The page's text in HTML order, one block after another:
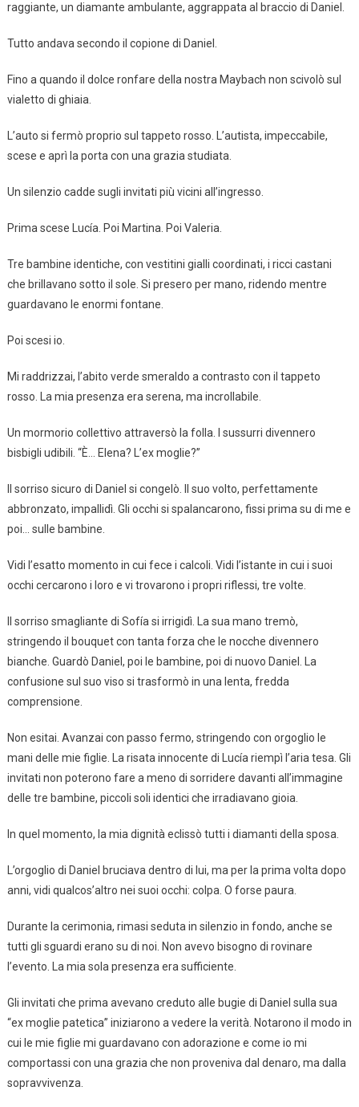
raggiante, un diamante ambulante, aggrappata al braccio di Daniel.
Tutto andava secondo il copione di Daniel.
Fino a quando il dolce ronfare della nostra Maybach non scivolò sul
vialetto di ghiaia.
L’auto si fermò proprio sul tappeto rosso. L’autista, impeccabile,
scese e aprì la porta con una grazia studiata.
Un silenzio cadde sugli invitati più vicini all’ingresso.
Prima scese Lucía. Poi Martina. Poi Valeria.
Tre bambine identiche, con vestitini gialli coordinati, i ricci castani
che brillavano sotto il sole. Si presero per mano, ridendo mentre
guardavano le enormi fontane.
Poi scesi io.
Mi raddrizzai, l’abito verde smeraldo a contrasto con il tappeto
rosso. La mia presenza era serena, ma incrollabile.
Un mormorio collettivo attraversò la folla. I sussurri divennero
bisbigli udibili. “È… Elena? L’ex moglie?”
Il sorriso sicuro di Daniel si congelò. Il suo volto, perfettamente
abbronzato, impallidì. Gli occhi si spalancarono, fissi prima su di me e
poi… sulle bambine.
Vidi l’esatto momento in cui fece i calcoli. Vidi l’istante in cui i suoi
occhi cercarono i loro e vi trovarono i propri riflessi, tre volte.
Il sorriso smagliante di Sofía si irrigidì. La sua mano tremò,
stringendo il bouquet con tanta forza che le nocche divennero
bianche. Guardò Daniel, poi le bambine, poi di nuovo Daniel. La
confusione sul suo viso si trasformò in una lenta, fredda
comprensione.
Non esitai. Avanzai con passo fermo, stringendo con orgoglio le
mani delle mie figlie. La risata innocente di Lucía riempì l’aria tesa. Gli
invitati non poterono fare a meno di sorridere davanti all’immagine
delle tre bambine, piccoli soli identici che irradiavano gioia.
In quel momento, la mia dignità eclissò tutti i diamanti della sposa.
L’orgoglio di Daniel bruciava dentro di lui, ma per la prima volta dopo
anni, vidi qualcos’altro nei suoi occhi: colpa. O forse paura.
Durante la cerimonia, rimasi seduta in silenzio in fondo, anche se
tutti gli sguardi erano su di noi. Non avevo bisogno di rovinare
l’evento. La mia sola presenza era sufficiente.
Gli invitati che prima avevano creduto alle bugie di Daniel sulla sua
“ex moglie patetica” iniziarono a vedere la verità. Notarono il modo in
cui le mie figlie mi guardavano con adorazione e come io mi
comportassi con una grazia che non proveniva dal denaro, ma dalla
sopravvivenza.